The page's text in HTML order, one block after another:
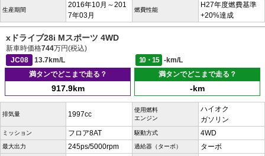
生産期間
2016年10月～201
7年03月
燃費性能
H27年度燃費基準
+20%達成
xドライブ28i Mスポーツ 4WD
新車時価格744万円(税込)
JC08
13.7km/L 10・15
-km/L
満タンでどこまで走る？
917.9km
満タンでどこまで走る？
-km
排気量 1997cc
使用燃料
エンジン
ハイオク
ガソリン
ミッション フロア8AT 駆動方式 4WD
最大出力 245ps/5000rpm 過給器（ターボ） ターボ